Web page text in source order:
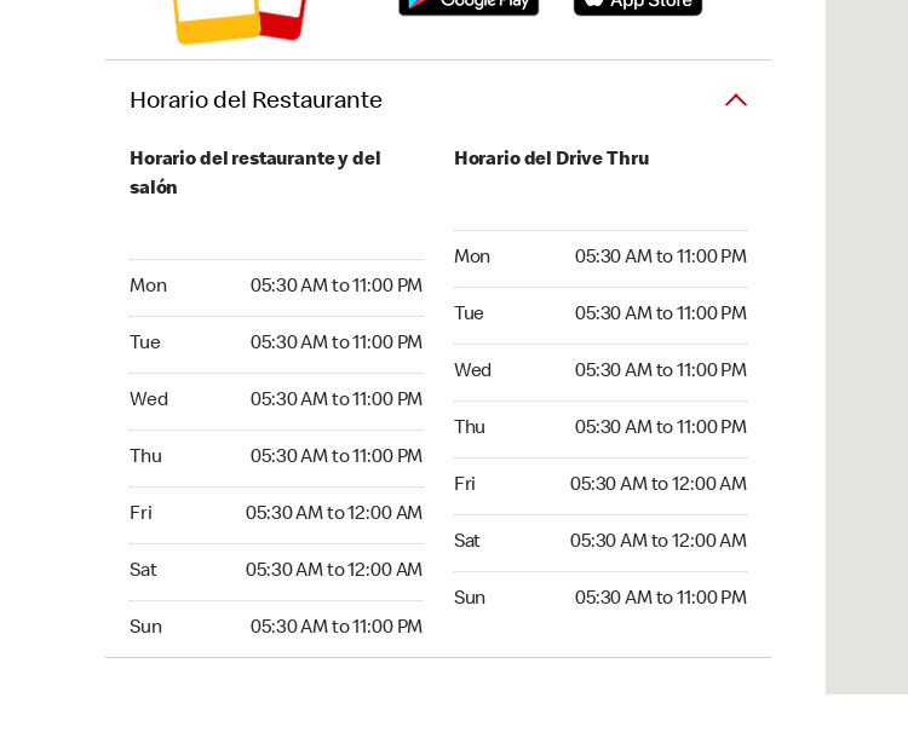
Horario del Restaurante
Horario del restaurante y del
salón
Mon 05:30 AM to 11:00 PM
Tue 05:30 AM to 11:00 PM
Wed 05:30 AM to 11:00 PM
Thu 05:30 AM to 11:00 PM
Fri 05:30 AM to 12:00 AM
Sat 05:30 AM to 12:00 AM
Sun 05:30 AM to 11:00 PM
Horario del Drive Thru
Mon 05:30 AM to 11:00 PM
Tue 05:30 AM to 11:00 PM
Wed 05:30 AM to 11:00 PM
Thu 05:30 AM to 11:00 PM
Fri 05:30 AM to 12:00 AM
Sat 05:30 AM to 12:00 AM
Sun 05:30 AM to 11:00 PM